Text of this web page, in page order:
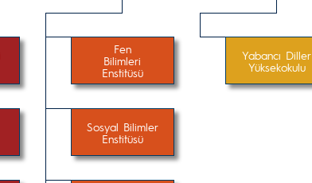
Fen
Bilimleri
Enstitüsü
Sosyal Bilimler
Enstitüsü
Yabancı Diller
Yüksekokulu